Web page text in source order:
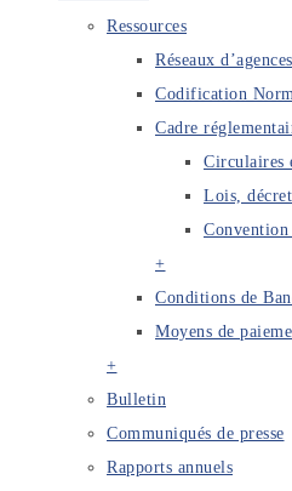
Ressources
Réseaux d’agences
Codification
Cadre
Circulaires
Lois,
+
Conditions de
Moyens de
+
Bulletin
Communiqués de presse
Rapports annuels